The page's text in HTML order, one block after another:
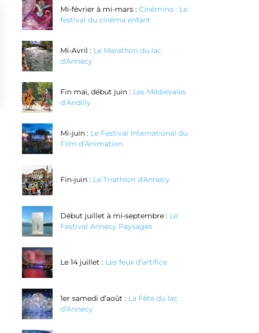
Mi-février à mi-mars : Cinémino : Le
festival du cinéma enfant
Mi-Avril : Le Marathon du lac
d'Annecy
Fin mai, début juin : Les Médiévales
d’Andilly
Mi-juin : Le Festival International du
Film d’Animation
Fin-juin : Le Triathlon d'Annecy
Début juillet à mi-septembre : Le
Festival Annecy Paysages
Le 14 juillet : Les feux d’artifice
1er samedi d’août : La Fête du lac
d’Annecy